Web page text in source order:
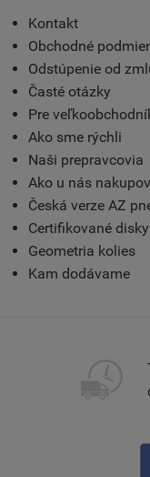
Kontakt
Obchodné
Odstúpenie od
Časté otázky
Pre
Ako sme rýchli
Naši prepravcovia
Ako u nás
Česká verze AZ
Certifikované disky
Geometria kolies
Kam dodávame